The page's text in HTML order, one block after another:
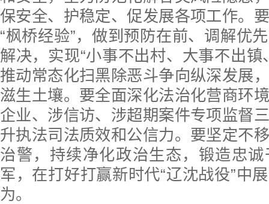
保安全、护稳定、促发展各项工作。
“枫桥经验”，做到预防在前、调解优
解决，实现“小事不出村、大事不出镇
推动常态化扫黑除恶斗争向纵深发展
滋生土壤。要全面深化法治化营商环
企业、涉信访、涉超期案件专项监督
升执法司法质效和公信力。要坚定不
治警，持续净化政治生态，锻造忠
军，在打好打赢新时代“辽沈战役”中
为。